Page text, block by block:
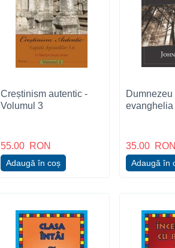
Creștinism autentic -
Volumul 3
55.00 RON
Adaugă în coș
Dumnezeu
evanghelia
35.00 RON
Adaugă în